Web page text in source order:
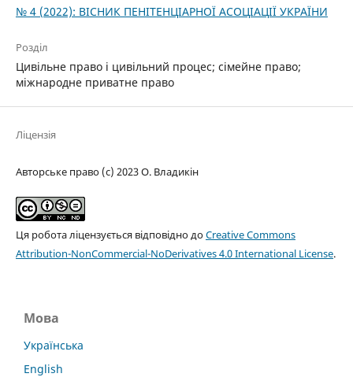
№ 4 (2022): ВІСНИК ПЕНІТЕНЦІАРНОЇ АСОЦІАЦІЇ УКРАЇНИ
Розділ
Цивільне право і цивільний процес; cімейне право;
міжнародне приватне право
Ліцензія
Авторське право (c) 2023 О. Владикін
Ця робота ліцензується відповідно доCreative Commons
Attribution-NonCommercial-NoDerivatives 4.0 International License.
Мова
Українська
English